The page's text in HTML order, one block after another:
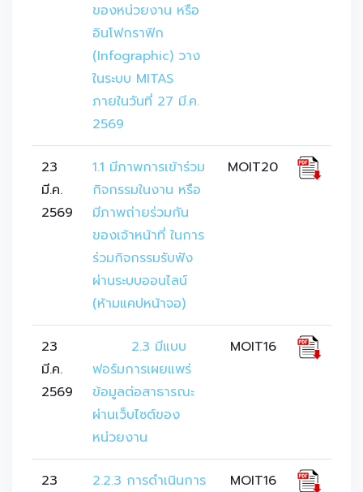
ของหน่วยงาน หรือ
อินโฟกราฟิก
(Infographic) วาง
ในระบบ MITAS
ภายในวันที่ 27 มี.ค.
2569
23
มี.ค.
2569
1.1 มีภาพการเข้าร่วม
กิจกรรมในงาน หรือ
มีภาพถ่ายร่วมกัน
ของเจ้าหน้าที่ ในการ
ร่วมกิจกรรมรับฟัง
ผ่านระบบออนไลน์
(ห้ามแคปหน้าจอ)
MOIT20
23
มี.ค.
2569
ฟอร์มการเผยแพร่
ข้อมูลต่อสาธารณะ
ผ่านเว็บไซต์ของ
หน่วยงาน
MOIT16
23
2.2.3 การดำเนินการ
MOIT16